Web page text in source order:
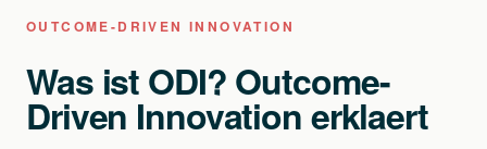
OUTCOME-DRIVEN INNOVATION
Was ist ODI? Outcome-
Driven Innovation erklaert